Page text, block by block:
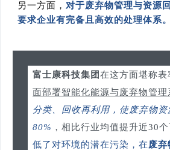
另一方面， 对于废弃物管理与资源
要求企业有完备且高效的处理体系。
富士康科技集团在这方面堪称表
面部署智能化能源与废弃物管理
分类、回收再利用，使废弃物
80% ，相比行业均值提升近30个
低了对环境的潜在污染，在废弃